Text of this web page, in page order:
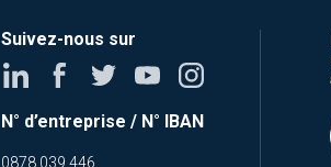
Suivez-nous sur
N° d’entreprise / N° IBAN
0878.039.446